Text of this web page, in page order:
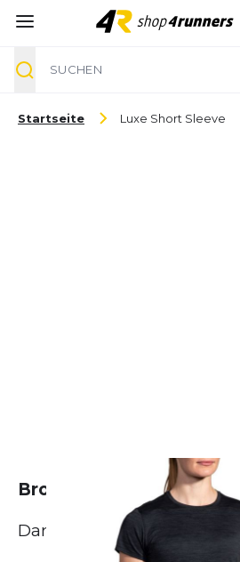
Startseite Luxe Short Sleeve
Brooks Luxe Short Sleeve
Damen